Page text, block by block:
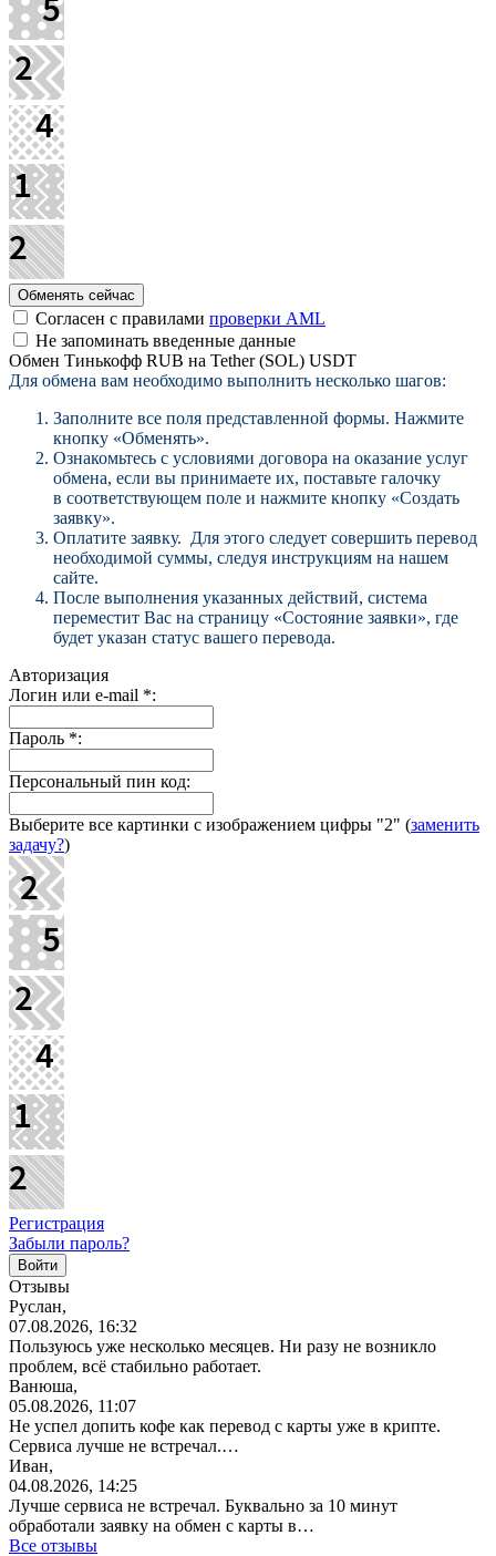
Согласен с правилами проверки AML
Не запоминать введенные данные
Обмен Тинькофф RUB на Tether (SOL) USDT
Для обмена вам необходимо выполнить несколько шагов:
Заполните все поля представленной формы. Нажмите
кнопку «Обменять».
Ознакомьтесь с условиями договора на оказание услуг
обмена, если вы принимаете их, поставьте галочку
в соответствующем поле и нажмите кнопку «Создать
заявку».
Оплатите заявку. Для этого следует совершить перевод
необходимой суммы, следуя инструкциям на нашем
сайте.
После выполнения указанных действий, система
переместит Вас на страницу «Состояние заявки», где
будет указан статус вашего перевода.
Авторизация
Логин или e-mail *:
Пароль *:
Персональный пин код:
Выберите все картинки с изображением цифры "2" (заменить
задачу?)
Регистрация
Забыли пароль?
Отзывы
Руслан,
07.08.2026, 16:32
Пользуюсь уже несколько месяцев. Ни разу не возникло
проблем, всё стабильно работает.
Ванюша,
05.08.2026, 11:07
Не успел допить кофе как перевод с карты уже в крипте.
Сервиса лучше не встречал.…
Иван,
04.08.2026, 14:25
Лучше сервиса не встречал. Буквально за 10 минут
обработали заявку на обмен с карты в…
Все отзывы